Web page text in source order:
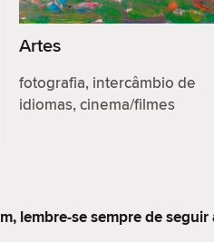
Artes
fotografia, intercâmbio de
idiomas, cinema/filmes
lembre-se sempre de seguir